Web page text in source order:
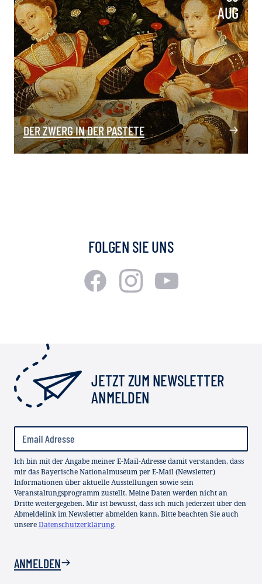
AUG
DER ZWERG IN DER PASTETE
FOLGEN SIE UNS
JETZT ZUM NEWSLETTER
ANMELDEN
Ich bin mit der Angabe meiner E-Mail-Adresse damit verstanden, dass
mir das Bayerische Nationalmuseum per E-Mail (Newsletter)
Informationen über aktuelle Ausstellungen sowie sein
Veranstaltungsprogramm zustellt. Meine Daten werden nicht an
Dritte weitergegeben. Mir ist bewusst, dass ich mich jederzeit über den
Abmeldelink im Newsletter abmelden kann. Bitte beachten Sie auch
unsereDatenschutzerklärung.
ANMELDEN